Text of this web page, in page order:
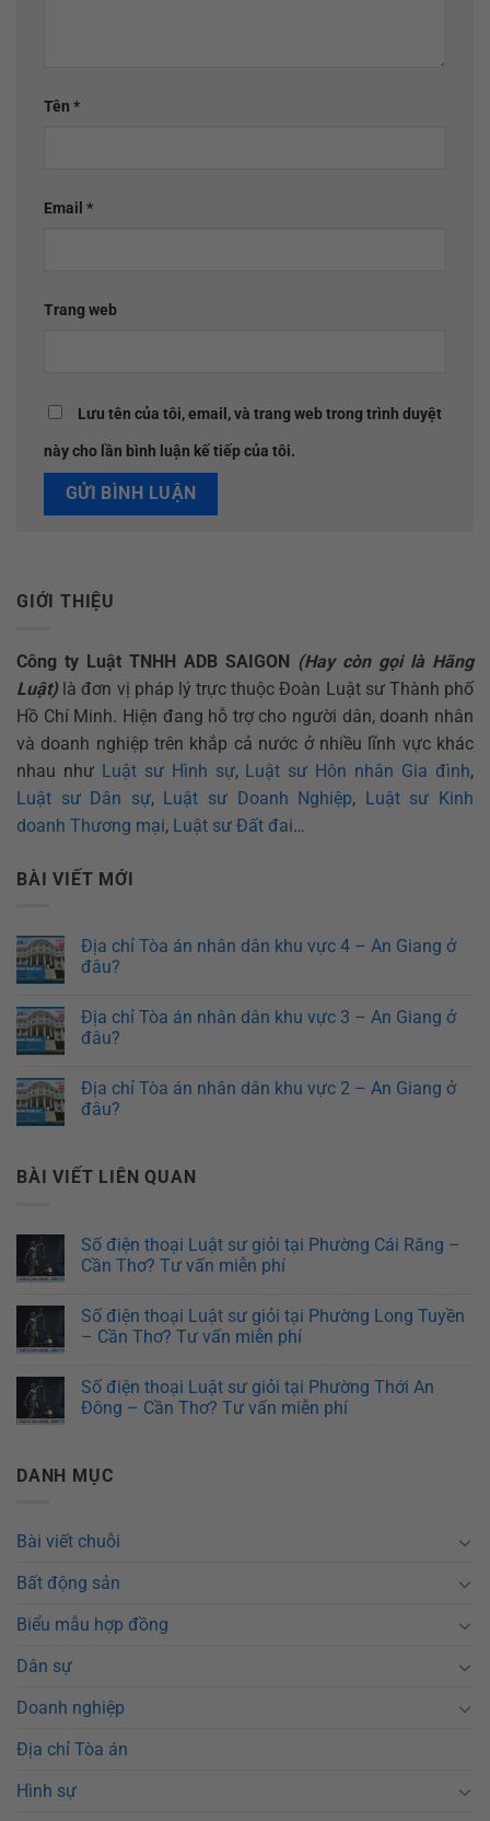
Tên *
Email *
Trang web
Lưu tên của tôi, email, và trang web trong trình duyệt
này cho lần bình luận kế tiếp của tôi.
GIỚI THIỆU
Công ty Luật TNHH ADB SAIGON (Hay còn gọi là Hãng
Luật) là đơn vị pháp lý trực thuộc Đoàn Luật sư Thành phố
Hồ Chí Minh. Hiện đang hỗ trợ cho người dân, doanh nhân
và doanh nghiệp trên khắp cả nước ở nhiều lĩnh vực khác
nhau như Luật sư Hình sự, Luật sư Hôn nhân Gia đình,
Luật sư Dân sự, Luật sư Doanh Nghiệp, Luật sư Kinh
doanh Thương mại, Luật sư Đất đai…
BÀI VIẾT MỚI
Địa chỉ Tòa án nhân dân khu vực 4 – An Giang ở
đâu?
Địa chỉ Tòa án nhân dân khu vực 3 – An Giang ở
đâu?
Địa chỉ Tòa án nhân dân khu vực 2 – An Giang ở
đâu?
BÀI VIẾT LIÊN QUAN
Số điện thoại Luật sư giỏi tại Phường Cái Răng –
Cần Thơ? Tư vấn miễn phí
Số điện thoại Luật sư giỏi tại Phường Long Tuyền
– Cần Thơ? Tư vấn miễn phí
Số điện thoại Luật sư giỏi tại Phường Thới An
Đông – Cần Thơ? Tư vấn miễn phí
DANH MỤC
Bài viết chuỗi
Bất động sản
Biểu mẫu hợp đồng
Dân sự
Doanh nghiệp
Địa chỉ Tòa án
Hình sự